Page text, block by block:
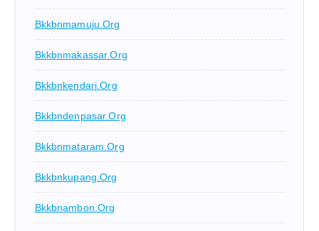
Bkkbnmamuju.org
Bkkbnmakassar.org
Bkkbnkendari.org
Bkkbndenpasar.org
Bkkbnmataram.org
Bkkbnkupang.org
Bkkbnambon.org